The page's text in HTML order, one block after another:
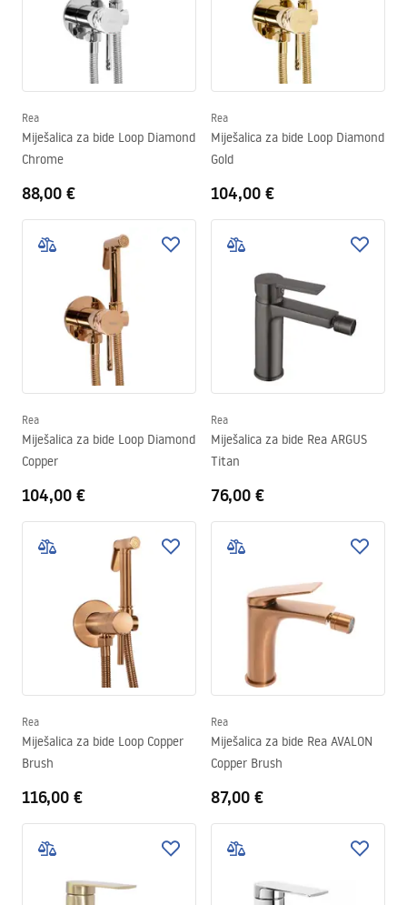
Rea
Miješalica za bide Loop Diamond
Chrome
88,00 €
Rea
Miješalica za bide Loop Diamond
Gold
104,00 €
Rea
Miješalica za bide Loop Diamond
Copper
104,00 €
Rea
Miješalica za bide Rea ARGUS
Titan
76,00 €
Rea
Miješalica za bide Loop Copper
Brush
116,00 €
Rea
Miješalica za bide Rea AVALON
Copper Brush
87,00 €